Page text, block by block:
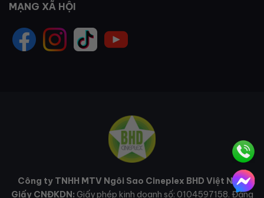
MẠNG XÃ HỘI
Công ty TNHH MTV Ngôi Sao Cineplex BHD Việt Nam
Giấy CNĐKDN: Giấy phép kinh doanh số: 0104597158. Đăng